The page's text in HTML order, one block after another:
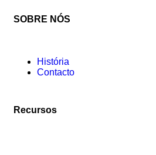
SOBRE NÓS
História
Contacto
Recursos